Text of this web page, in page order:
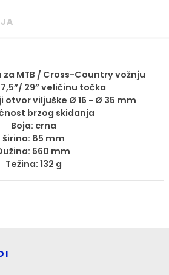
MTB / Cross-Country vožnju
29” veličinu točka
otvor viljuške Ø 16 - Ø 35 mm
brzog skidanja
Boja: crna
širina: 85 mm
560 mm
Težina: 132 g